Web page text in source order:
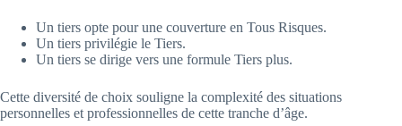
Un tiers opte pour une couverture en Tous Risques.
Un tiers privilégie le Tiers.
Un tiers se dirige vers une formule Tiers plus.
Cette diversité de choix souligne la complexité des situations
personnelles et professionnelles de cette tranche d’âge.